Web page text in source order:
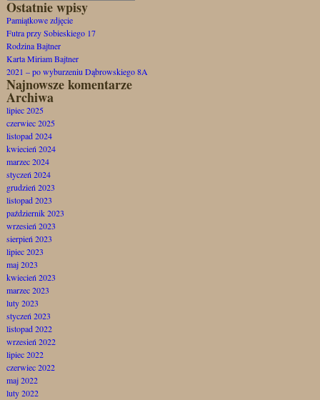
Ostatnie wpisy
Pamiątkowe zdjęcie
Futra przy Sobieskiego 17
Rodzina Bajtner
Karta Miriam Bajtner
2021 – po wyburzeniu Dąbrowskiego 8A
Najnowsze komentarze
Archiwa
lipiec 2025
czerwiec 2025
listopad 2024
kwiecień 2024
marzec 2024
styczeń 2024
grudzień 2023
listopad 2023
październik 2023
wrzesień 2023
sierpień 2023
lipiec 2023
maj 2023
kwiecień 2023
marzec 2023
luty 2023
styczeń 2023
listopad 2022
wrzesień 2022
lipiec 2022
czerwiec 2022
maj 2022
luty 2022